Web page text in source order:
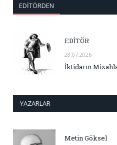
EDITÖRDEN
EDİTÖR
28.07.2026
İktidarın
YAZARLAR
Metin Göksel